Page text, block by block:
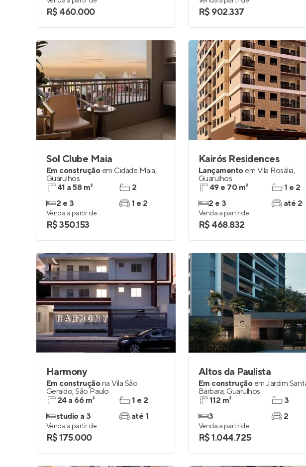
R$ 460.000 R$ 902.337
Sol Clube Maia
Em construção em Cidade Maia,
Guarulhos
41 a 58 m²
2 e 3
2
1 e 2
Venda a partir de
R$ 350.153
Kairós Residences
Lançamento em Vila Rosália,
Guarulhos
49 e 70 m²
2 e 3
1 e 2
até 2
Venda a partir de
R$ 468.832
Harmony
Em construçãona Vila São
Geraldo,São Paulo
24 a 66 m²
studio a 3
1 e 2
até 1
Venda a partir de
R$ 175.000
Altos da Paulista
Em construção em Jardim
Bárbara, Guarulhos
112 m²
3
3
2
Venda a partir de
R$ 1.044.725